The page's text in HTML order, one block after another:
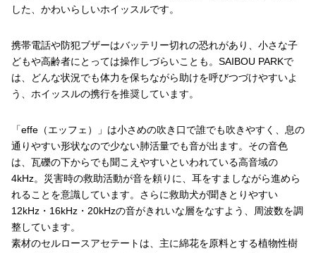
した、かわいらしいホイッスルです。
携帯電話や防犯ブザーはバッテリー切れの恐れがあり、小さな子
どもや高齢者にとっては操作しづらいことも。SAIBOU PARKで
は、どんな状況でも体力を保ちながら助けを呼びつづけやすいよ
う、ホイッスルの携行を推奨しています。
「effe（エッフェ）」は小さめの吹き口で誰でも吹きやすく、息の
通りやすい形状なので少ない肺活量でも音が出ます。その音色
は、瓦礫の下からでも聞こえやすいといわれている高音域の
4kHz。災害時の救助活動が音を頼りに、耳をすましながら進めら
れることを意識しています。さらに救助犬が聞きとりやすい
12kHz・16kHz・20kHzの音がきれいな層をなすよう、周波数を調
整しています。
素材のセルロースアセテートは、主に綿花を原料とする植物性樹